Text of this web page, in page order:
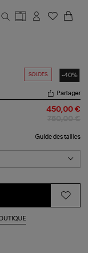
SOLDES -40%
Partager
450,00 €
Guide des tailles